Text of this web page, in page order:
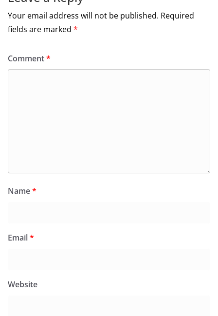
Your email address will not be published. Required
fields are marked *
Comment*
Name*
Email*
Website